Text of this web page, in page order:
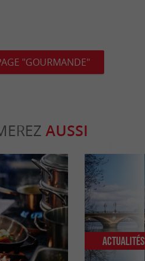
"GOURMANDE"
AUSSI
Actualités